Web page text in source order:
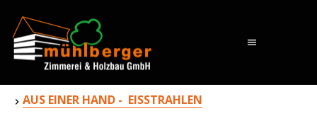
menu
AUS EINER HAND - EISSTRAHLEN